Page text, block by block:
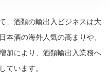
、酒類の輸出入ビジネスは大
本酒の海外人気の高まりや、
加により、酒類輸出入業務へ
ています。